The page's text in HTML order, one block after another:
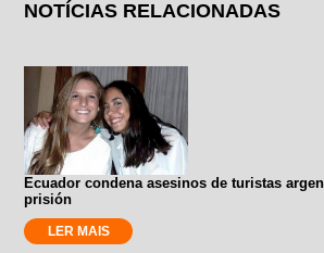
NOTÍCIAS RELACIONADAS
Ecuador condena asesinos de turistas
prisión
LER MAIS